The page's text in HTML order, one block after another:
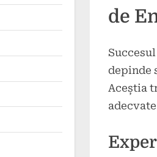
de
depinde
Aceștia